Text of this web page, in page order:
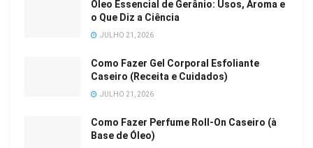
Óleo Essencial de Gerânio: Usos, Aroma e
o Que Diz a Ciência
JULHO 21, 2026
Como Fazer Gel Corporal Esfoliante
Caseiro (Receita e Cuidados)
JULHO 21, 2026
Como Fazer Perfume Roll-On Caseiro (à
Base de Óleo)